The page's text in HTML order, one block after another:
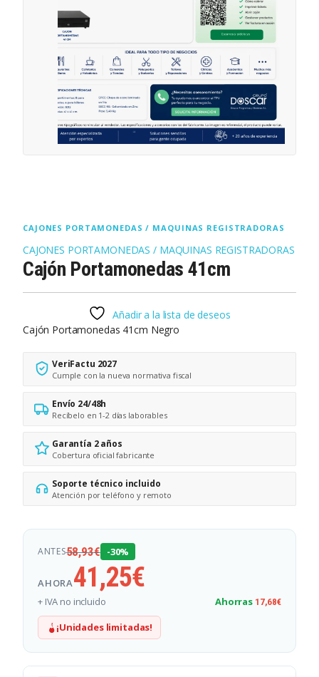
CAJONES PORTAMONEDAS / MAQUINAS REGISTRADORAS
CAJONES PORTAMONEDAS / MAQUINAS REGISTRADORAS
Cajón Portamonedas 41cm
Añadir a la lista de deseos
Cajón Portamonedas 41cm Negro
VeriFactu 2027
Cumple con la nueva normativa fiscal
Envío 24/48h
Recíbelo en 1-2 días laborables
Garantía 2 años
Cobertura oficial fabricante
Soporte técnico incluido
Atención por teléfono y remoto
ANTES58,93€ -30%
AHORA41,25€
+ IVA no incluido Ahorras 17,68€
¡Unidades limitadas!